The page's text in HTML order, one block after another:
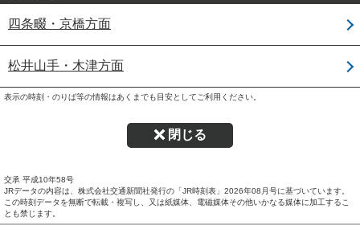
四条畷・京橋方面
松井山手・木津方面
表示の時刻・のりば等の情報はあくまでも目安としてご利用ください。
閉じる
交承 平成10年58号
JRデータの内容は、株式会社交通新聞社発行の「JR時刻表」 2026年08月号に基づいています。
この時刻データを無断で転載・複写し、又は紙媒体、電磁媒体その他いかなる媒体に加工するこ
とも禁じます。